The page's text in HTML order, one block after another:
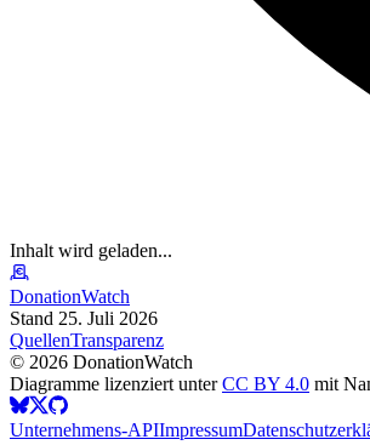
Inhalt wird geladen...
DonationWatch
Stand 25. Juli 2026
QuellenTransparenz
© 2026 DonationWatch
Diagramme lizenziert unterCC BY 4.0 mit
Unternehmens-APIImpressum